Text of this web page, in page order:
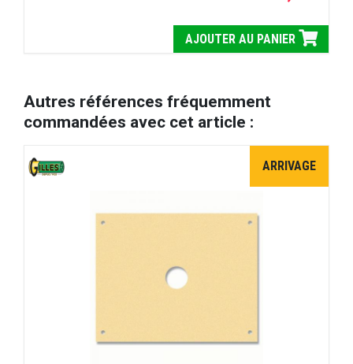
AJOUTER AU PANIER
Autres références fréquemment
commandées avec cet article :
ARRIVAGE